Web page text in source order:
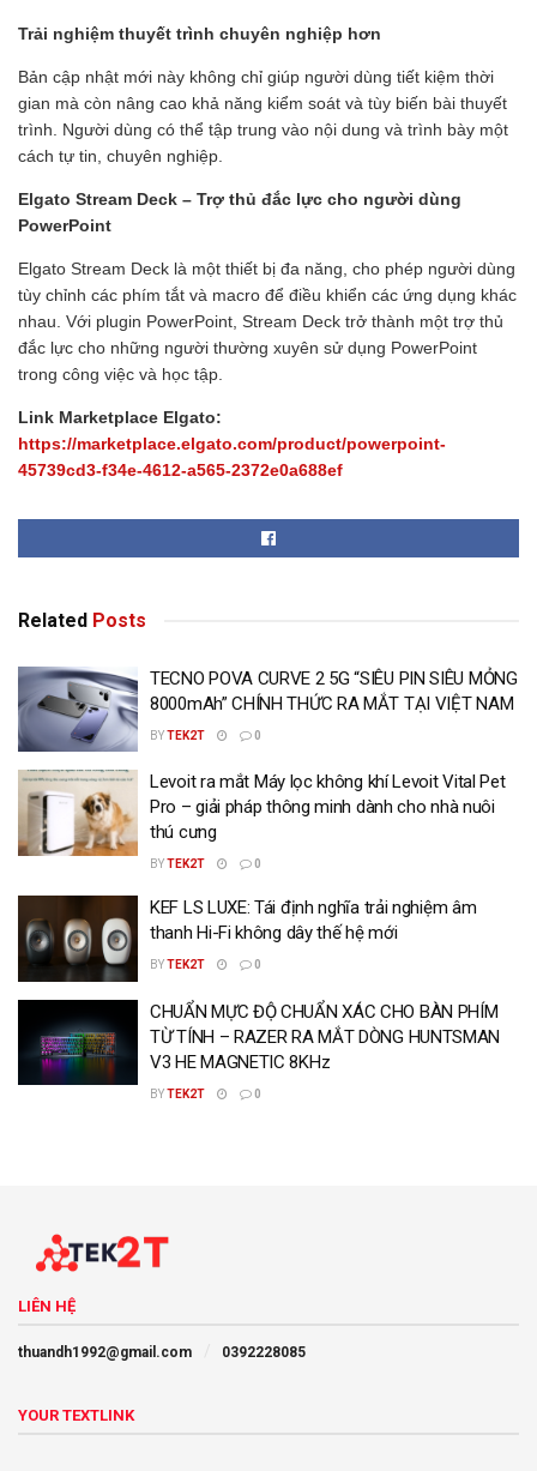
Trải nghiệm thuyết trình chuyên nghiệp hơn
Bản cập nhật mới này không chỉ giúp người dùng tiết kiệm thời
gian mà còn nâng cao khả năng kiểm soát và tùy biến bài thuyết
trình. Người dùng có thể tập trung vào nội dung và trình bày một
cách tự tin, chuyên nghiệp.
Elgato Stream Deck – Trợ thủ đắc lực cho người dùng
PowerPoint
Elgato Stream Deck là một thiết bị đa năng, cho phép người dùng
tùy chỉnh các phím tắt và macro để điều khiển các ứng dụng khác
nhau. Với plugin PowerPoint, Stream Deck trở thành một trợ thủ
đắc lực cho những người thường xuyên sử dụng PowerPoint
trong công việc và học tập.
Link Marketplace Elgato:
https://marketplace.elgato.com/product/powerpoint-
45739cd3-f34e-4612-a565-2372e0a688ef
Related Posts
TECNO POVA CURVE 2 5G “SIÊU PIN SIÊU MỎNG
8000mAh” CHÍNH THỨC RA MẮT TẠI VIỆT NAM
BYTEK2T 0
Levoit ra mắt Máy lọc không khí Levoit Vital Pet
Pro – giải pháp thông minh dành cho nhà nuôi
thú cưng
BYTEK2T 0
KEF LS LUXE: Tái định nghĩa trải nghiệm âm
thanh Hi-Fi không dây thế hệ mới
BYTEK2T 0
CHUẨN MỰC ĐỘ CHUẨN XÁC CHO BÀN PHÍM
TỪ TÍNH – RAZER RA MẮT DÒNG HUNTSMAN
V3 HE MAGNETIC 8KHz
BYTEK2T 0
LIÊN HỆ
thuandh1992@gmail.com 0392228085
YOUR TEXTLINK